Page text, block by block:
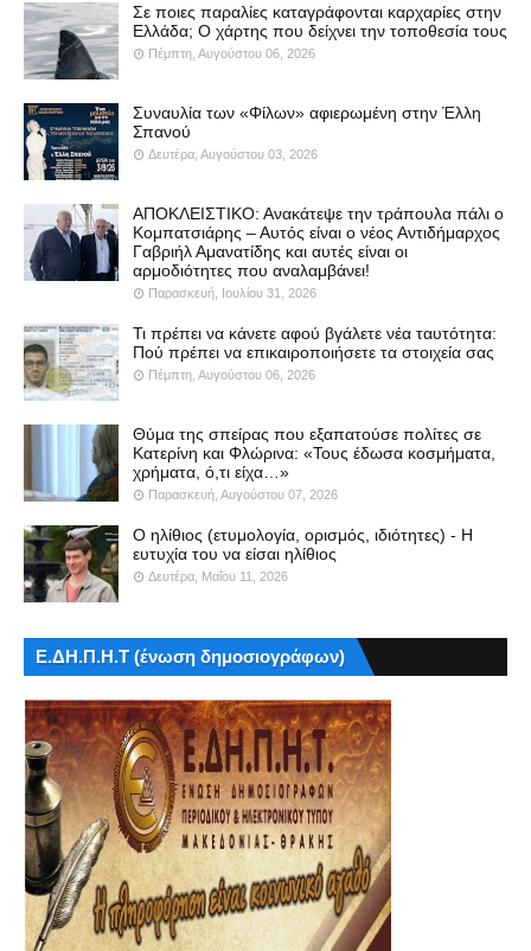
Σε ποιες παραλίες καταγράφονται καρχαρίες στην
Ελλάδα; Ο χάρτης που δείχνει την τοποθεσία τους
Πέμπτη, Αυγούστου 06, 2026
Συναυλία των «Φίλων» αφιερωμένη στην Έλλη
Σπανού
Δευτέρα, Αυγούστου 03, 2026
ΑΠΟΚΛΕΙΣΤΙΚΟ: Ανακάτεψε την τράπουλα πάλι ο
Κομπατσιάρης – Αυτός είναι ο νέος Αντιδήμαρχος
Γαβριήλ Αμανατίδης και αυτές είναι οι
αρμοδιότητες που αναλαμβάνει!
Παρασκευή, Ιουλίου 31, 2026
Τι πρέπει να κάνετε αφού βγάλετε νέα ταυτότητα:
Πού πρέπει να επικαιροποιήσετε τα στοιχεία σας
Πέμπτη, Αυγούστου 06, 2026
Θύμα της σπείρας που εξαπατούσε πολίτες σε
Κατερίνη και Φλώρινα: «Τους έδωσα κοσμήματα,
χρήματα, ό,τι είχα…»
Παρασκευή, Αυγούστου 07, 2026
Ο ηλίθιος (ετυμολογία, ορισμός, ιδιότητες) - Η
ευτυχία του να είσαι ηλίθιος
Δευτέρα, Μαΐου 11, 2026
Ε.ΔΗ.Π.Η.Τ (ένωση δημοσιογράφων)